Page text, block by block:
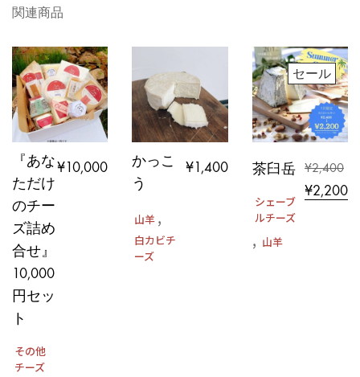
関連商品
『あな
ただけ
のチー
ズ詰め
合せ』
10,000
円セッ
ト
その他
チーズ
¥10,000
かっこ
う
山羊 ,
白カビチ
ーズ
¥1,400
セール
茶臼岳
シェーブ
ルチーズ
, 山羊
¥2,400
元
¥2,200